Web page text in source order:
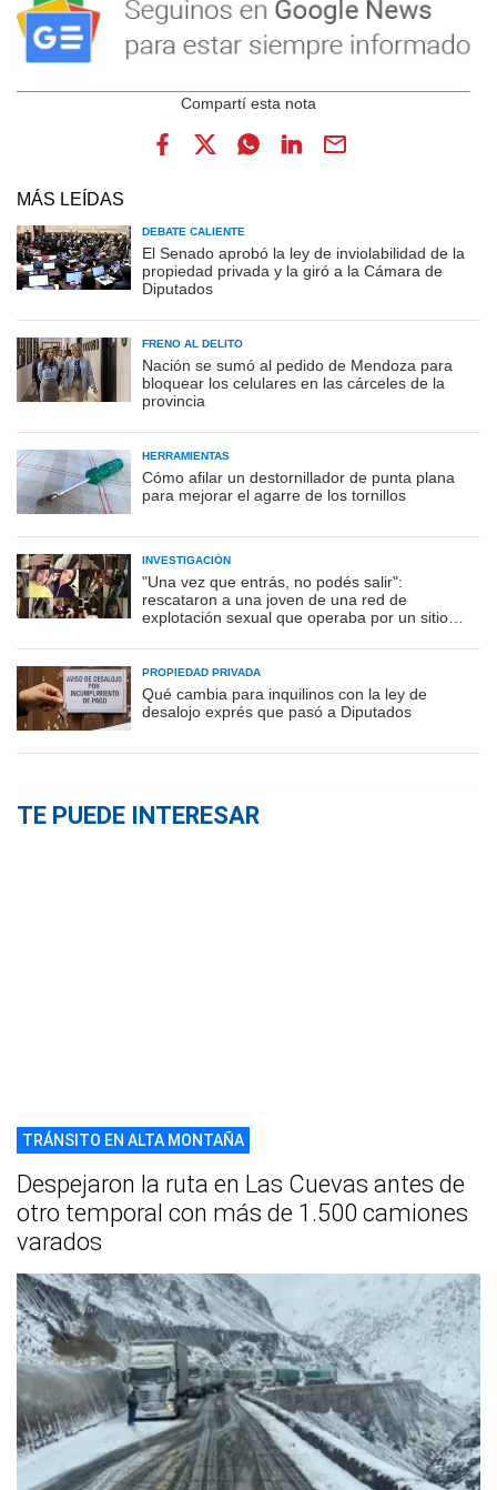
MÁS LEÍDAS
DEBATE CALIENTE
El Senado aprobó la ley de inviolabilidad de la
propiedad privada y la giró a la Cámara de
Diputados
FRENO AL DELITO
Nación se sumó al pedido de Mendoza para
bloquear los celulares en las cárceles de la
provincia
HERRAMIENTAS
Cómo afilar un destornillador de punta plana
para mejorar el agarre de los tornillos
INVESTIGACIÓN
"Una vez que entrás, no podés salir":
rescataron a una joven de una red de
explotación sexual que operaba por un sitio
PROPIEDAD PRIVADA
Qué cambia para inquilinos con la ley de
desalojo exprés que pasó a Diputados
TE PUEDE INTERESAR
TRÁNSITO EN ALTA MONTAÑA
Despejaron la ruta en Las Cuevas antes de
otro temporal con más de 1.500 camiones
varados